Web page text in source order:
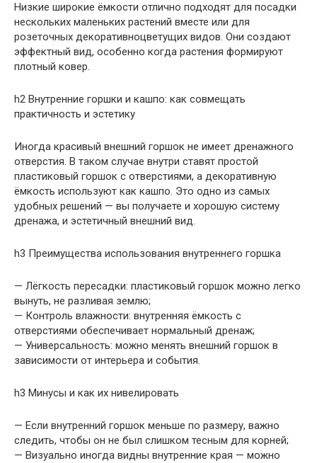
Низкие широкие ёмкости отлично подходят для посадки
нескольких маленьких растений вместе или для
розеточных декоративноцветущих видов. Они создают
эффектный вид, особенно когда растения формируют
плотный ковер.
h2 Внутренние горшки и кашпо: как совмещать
практичность и эстетику
Иногда красивый внешний горшок не имеет дренажного
отверстия. В таком случае внутри ставят простой
пластиковый горшок с отверстиями, а декоративную
ёмкость используют как кашпо. Это одно из самых
удобных решений — вы получаете и хорошую систему
дренажа, и эстетичный внешний вид.
h3 Преимущества использования внутреннего горшка
— Лёгкость пересадки: пластиковый горшок можно легко
вынуть, не разливая землю;
— Контроль влажности: внутренняя ёмкость с
отверстиями обеспечивает нормальный дренаж;
— Универсальность: можно менять внешний горшок в
зависимости от интерьера и события.
h3 Минусы и как их нивелировать
— Если внутренний горшок меньше по размеру, важно
следить, чтобы он не был слишком тесным для корней;
— Визуально иногда видны внутренние края — можно